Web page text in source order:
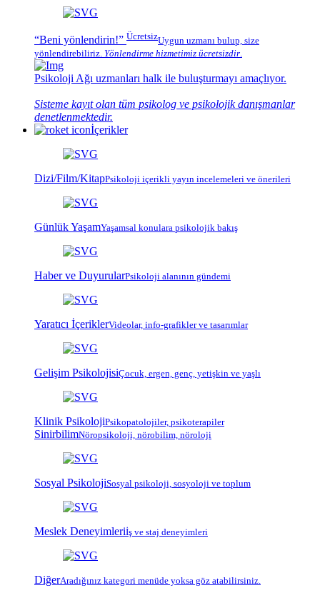
“Beni yönlendirin!” ÜcretsizUygun uzmanı bulup, size
yönlendirebiliriz. Yönlendirme hizmetimiz ücretsizdir.
Psikoloji Ağı uzmanları halk ile buluşturmayı amaçlıyor.
Sisteme kayıt olan tüm psikolog ve psikolojik danışmanlar
denetlenmektedir.
İçerikler
Dizi/Film/KitapPsikoloji içerikli yayın incelemeleri ve önerileri
Günlük YaşamYaşamsal konulara psikolojik bakış
Haber ve DuyurularPsikoloji alanının gündemi
Yaratıcı İçeriklerVideolar, info-grafikler ve tasarımlar
Gelişim PsikolojisiÇocuk, ergen, genç, yetişkin ve yaşlı
Klinik PsikolojiPsikopatolojiler, psikoterapiler
SinirbilimNöropsikoloji, nörobilim, nöroloji
Sosyal PsikolojiSosyal psikoloji, sosyoloji ve toplum
Meslek Deneyimleriİş ve staj deneyimleri
DiğerAradığınız kategori menüde yoksa göz atabilirsiniz.